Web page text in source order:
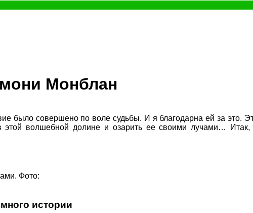
Монблан
было совершено по воле судьбы. И я благодарна ей за это.
волшебной долине и озарить ее своими лучами…
Фото:
истории